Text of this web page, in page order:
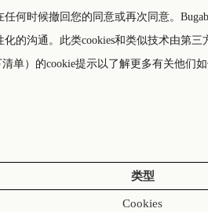
何时候撤回您的同意或再次同意。
的沟通。此类cookies和类似技术由第
单）的cookie提示以了解更多有关他们
类型
Cookies